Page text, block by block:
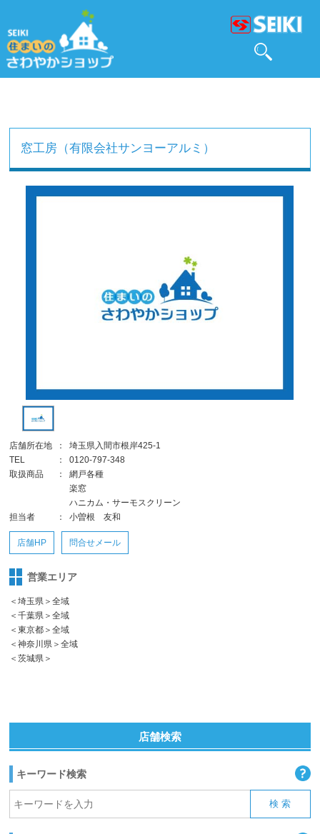
窓工房（有限会社サンヨーアルミ）
店舗所在地 ：
埼玉県入間市根岸425-1
TEL
：
0120-797-348
取扱商品
：
網戸各種
楽窓
ハニカム・サーモスクリーン
担当者
： 小曽根 友和
店舗HP 問合せメール
営業エリア
＜埼玉県＞全域
＜千葉県＞全域
＜東京都＞全域
＜神奈川県＞全域
＜茨城県＞
店舗検索
キーワード検索